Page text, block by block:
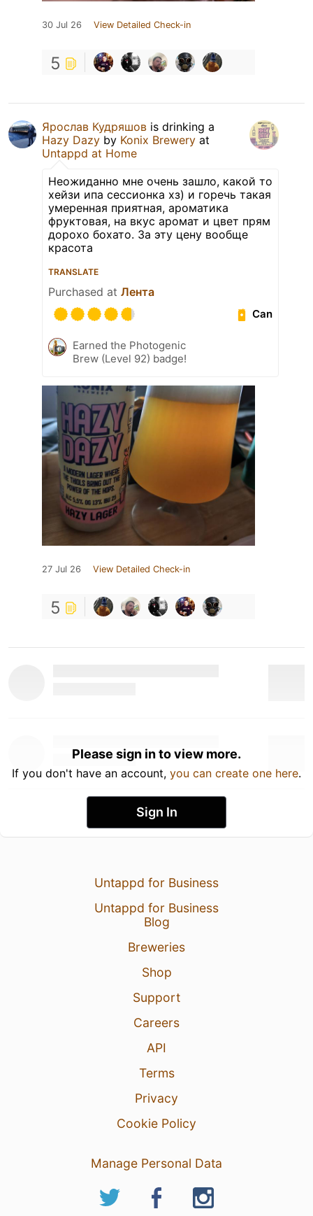
30 Jul 26 View Detailed Check-in
5
Ярослав Кудряшов is drinking a
Hazy Dazy by Konix Brewery at
Untappd at Home
Неожиданно мне очень зашло, какой то
хейзи ипа сессионка хз) и горечь такая
умеренная приятная, ароматика
фруктовая, на вкус аромат и цвет прям
дорохо бохато. За эту цену вообще
красота
TRANSLATE
Purchased at Лента
Can
Earned the Photogenic
Brew (Level 92) badge!
27 Jul 26 View Detailed Check-in
5
Please sign in to view more.
If you don't have an account, you can create one here.
Sign In
Untappd for Business
Untappd for Business
Blog
Breweries
Shop
Support
Careers
API
Terms
Privacy
Cookie Policy
Manage Personal Data